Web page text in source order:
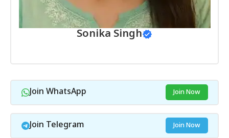
Sonika Singh
Join WhatsApp Join Now
Join Telegram Join Now